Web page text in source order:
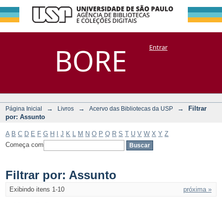
BORE
Filtrar por:
Assunto
DSpace/Manakin + CoriscoEntrar
Página Inicial → Livros → Acervo das Bibliotecas da USP →
Filtrar
por: Assunto
A B C D E F G H J K M N O P Q R S T U V W X Y Z
Começa com
Filtrar por: Assunto
Exibindo itens 1-10 próxima »